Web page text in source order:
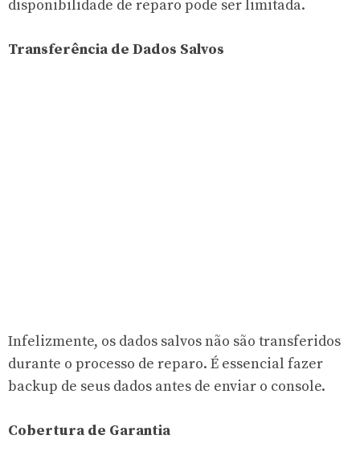
disponibilidade de reparo pode ser limitada.
Transferência de Dados Salvos
Infelizmente, os dados salvos não são transferidos
durante o processo de reparo. É essencial fazer
backup de seus dados antes de enviar o console.
Cobertura de Garantia